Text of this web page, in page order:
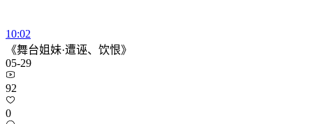
10:02
《舞台姐妹·遭诬、饮恨》
05-29
92
0